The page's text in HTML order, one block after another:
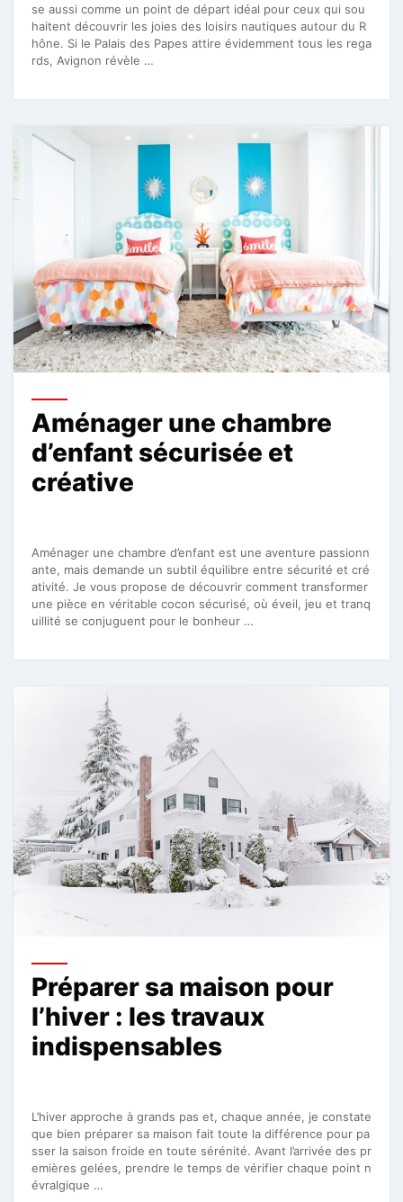
se aussi comme un point de départ idéal pour ceux qui sou
haitent découvrir les joies des loisirs nautiques autour du R
hône. Si le Palais des Papes attire évidemment tous les rega
rds, Avignon révèle …
Aménager une chambre
d’enfant sécurisée et
créative
Aménager une chambre d’enfant est une aventure passionn
ante, mais demande un subtil équilibre entre sécurité et cré
ativité. Je vous propose de découvrir comment transformer
une pièce en véritable cocon sécurisé, où éveil, jeu et tranq
uillité se conjuguent pour le bonheur …
Préparer sa maison pour
l’hiver : les travaux
indispensables
L’hiver approche à grands pas et, chaque année, je constate
que bien préparer sa maison fait toute la différence pour pa
sser la saison froide en toute sérénité. Avant l’arrivée des pr
emières gelées, prendre le temps de vérifier chaque point n
évralgique …